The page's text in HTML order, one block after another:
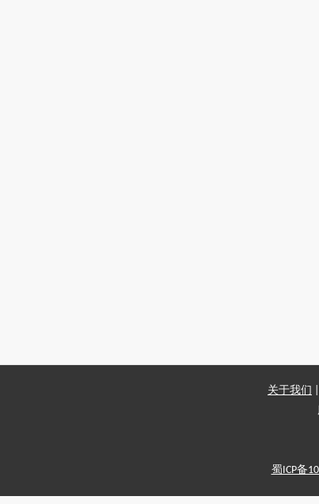
关于我们
蜀ICP备